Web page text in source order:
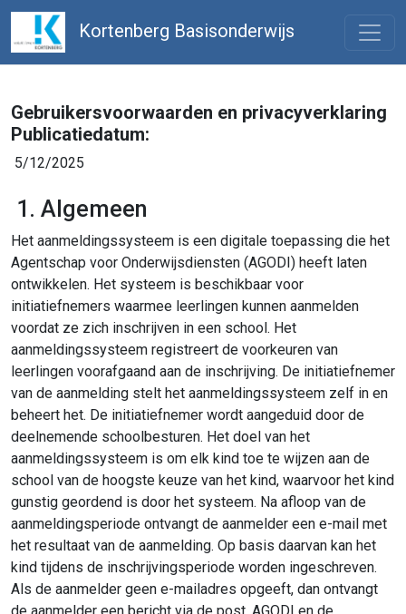
Kortenberg Basisonderwijs
Gebruikersvoorwaarden en privacyverklaring
Publicatiedatum:
5/12/2025
1. Algemeen
Het aanmeldingssysteem is een digitale toepassing die het
Agentschap voor Onderwijsdiensten (AGODI) heeft laten
ontwikkelen. Het systeem is beschikbaar voor
initiatiefnemers waarmee leerlingen kunnen aanmelden
voordat ze zich inschrijven in een school. Het
aanmeldingssysteem registreert de voorkeuren van
leerlingen voorafgaand aan de inschrijving. De initiatiefnemer
van de aanmelding stelt het aanmeldingssysteem zelf in en
beheert het. De initiatiefnemer wordt aangeduid door de
deelnemende schoolbesturen. Het doel van het
aanmeldingssysteem is om elk kind toe te wijzen aan de
school van de hoogste keuze van het kind, waarvoor het kind
gunstig geordend is door het systeem. Na afloop van de
aanmeldingsperiode ontvangt de aanmelder een e-mail met
het resultaat van de aanmelding. Op basis daarvan kan het
kind tijdens de inschrijvingsperiode worden ingeschreven.
Als de aanmelder geen e-mailadres opgeeft, dan ontvangt